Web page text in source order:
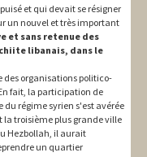
et qui devait se résigner
un nouvel et très important
et sans retenue des
libanais, dans le
des organisations politico-
fait, la participation de
régime syrien s'est avérée
troisième plus grande ville
Hezbollah, il aurait
un quartier